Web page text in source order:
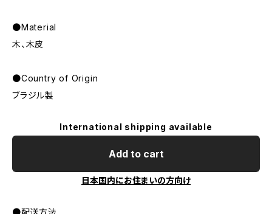
●Material
木、木皮
●Country of Origin
ブラジル製
International shipping available
Add to cart
日本国内にお住まいの方向け
●配送方法